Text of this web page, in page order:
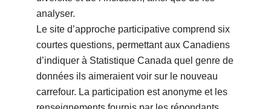
analyser.
Le site d’approche participative comprend six
courtes questions, permettant aux Canadiens
d’indiquer à Statistique Canada quel genre de
données ils aimeraient voir sur le nouveau
carrefour. La participation est anonyme et les